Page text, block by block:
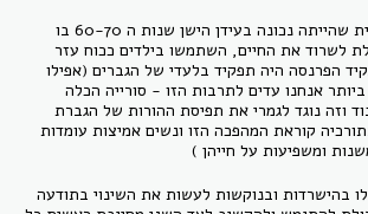
תפיסת עולם הישרדותית שהייתה נכונה בעידן הישן שנות ה 60-70 בו
לשרוד את החיים, השתמשו בילדים ככוח עזר
הפרנסה היה תפקיד בלעדי של הגברים (אפילו
אנחנו עדים לתרבות הזו - סורייה הכלה
וזה נוגד לגמרי את תפיסת ההורות של הגברת
קוראת המהפכה הזו ונשים אמיצות עומדות
ומשפיעות על חייהן )
בהישרדות ובנוקשות לעשות את השינוי בתודעה